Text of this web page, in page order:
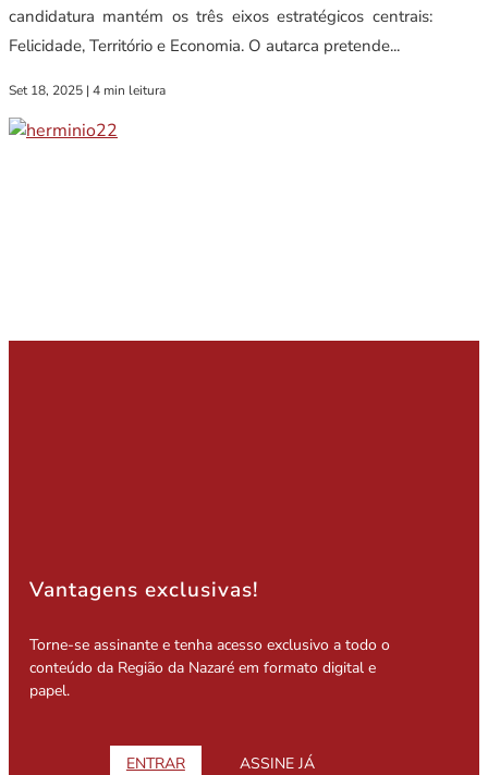
candidatura mantém os três eixos estratégicos centrais:
Felicidade, Território e Economia. O autarca pretende...
Set 18, 2025 | 4 min leitura
Vantagens exclusivas!
Torne-se assinante e tenha acesso exclusivo a todo o
conteúdo da Região da Nazaré em formato digital e
papel.
ENTRAR ASSINE JÁ